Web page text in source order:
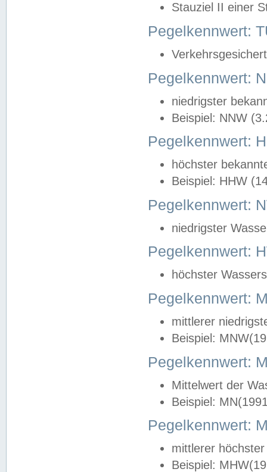
Stauziel II einer
Pegelkennwert:
Pegelkennwert:
niedrigster
Beispiel: NNW
Pegelkennwert:
höchster
Beispiel: HHW
Pegelkennwert:
niedrigster
Pegelkennwert:
höchster
Pegelkennwert:
mittlerer
Beispiel:
Pegelkennwert:
Mittelwert der
Beispiel:
Pegelkennwert:
mittlerer
Beispiel: